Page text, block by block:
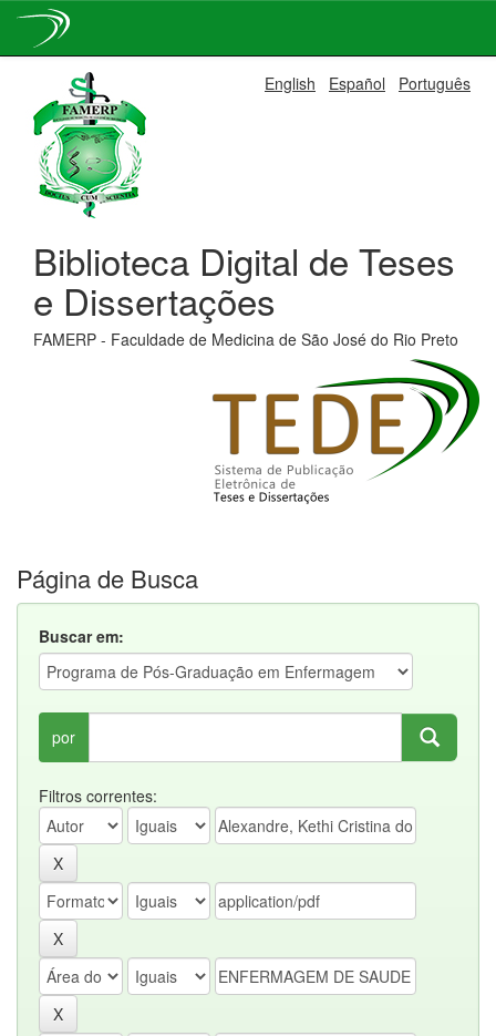
navigation
English Español Português
Biblioteca Digital de Teses
e Dissertações
FAMERP - Faculdade de Medicina de São José do Rio Preto
Página de Busca
Buscar em:
por
Filtros correntes: